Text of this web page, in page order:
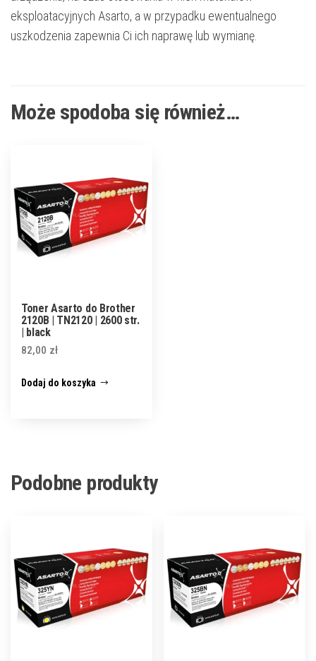
eksploatacyjnych Asarto, a w przypadku ewentualnego
uszkodzenia zapewnia Ci ich naprawę lub wymianę.
Może spodoba się również…
Toner Asarto do Brother
2120B | TN2120 | 2600 str.
| black
82,00 zł
Dodaj do koszyka
Podobne produkty